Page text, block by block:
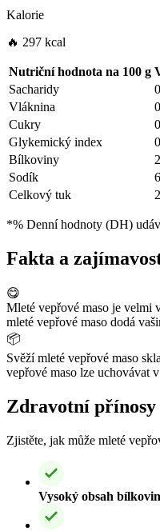
Kalorie
🔥 297 kcal
Nutriční hodnota na 100 g
Sacharidy
0
Vláknina
0
Cukry
0
Glykemický index
0
Bílkoviny
Sodík
Celkový tuk
*% Denní hodnoty (DH)
Fakta a
😋
Mleté vepřové maso je velmi
mleté vepřové maso dodá
📦
Svěží mleté vepřové maso
vepřové maso lze uchovávat
Zdravotní přínosy
Zjistěte, jak může mleté
Vysoký obsah bílkovin